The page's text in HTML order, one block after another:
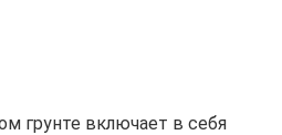
грунте включает в себя